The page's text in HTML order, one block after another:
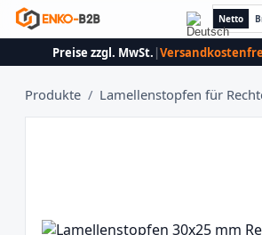
Netto
Preise zzgl. MwSt. |
Produkte / Lamellenstopfen für